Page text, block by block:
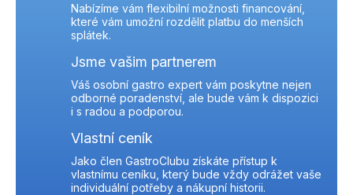
Nabízíme vám flexibilní možnosti financování,
které vám umožní rozdělit platbu do menších
splátek.
Jsme vašim partnerem
Váš osobní gastro expert vám poskytne nejen
odborné poradenství, ale bude vám k dispozici
i s radou a podporou.
Vlastní ceník
Jako člen GastroClubu získáte přístup k
vlastnímu ceníku, který bude vždy odrážet vaše
individuální potřeby a nákupní historii.